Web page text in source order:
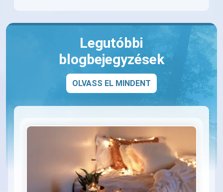
Legutóbbi
blogbejegyzések
OLVASS EL MINDENT